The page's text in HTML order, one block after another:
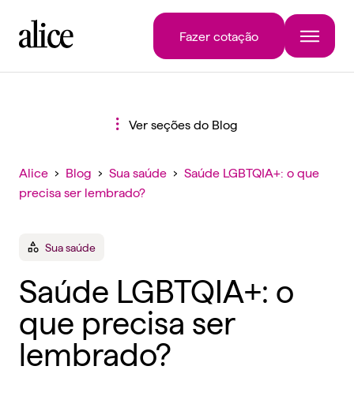
Fazer cotação
Ver seções do Blog
Alice › Blog › Sua saúde › Saúde LGBTQIA+: o que
precisa ser lembrado?
Sua saúde
Saúde LGBTQIA+: o
que precisa ser
lembrado?